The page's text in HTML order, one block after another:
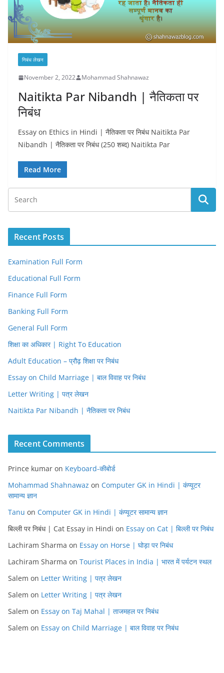
निबंध लेखन
November 2, 2022 Mohammad Shahnawaz
Naitikta Par Nibandh | नैतिकता पर
निबंध
Essay on Ethics in Hindi | नैतिकता पर निबंध Naitikta Par
Nibandh | नैतिकता पर निबंध (250 शब्द) Naitikta Par
Read More
Recent Posts
Examination Full Form
Educational Full Form
Finance Full Form
Banking Full Form
General Full Form
शिक्षा का अधिकार | Right To Education
Adult Education – प्रौढ़ शिक्षा पर निबंध
Essay on Child Marriage | बाल विवाह पर निबंध
Letter Writing | पत्र लेखन
Naitikta Par Nibandh | नैतिकता पर निबंध
Recent Comments
Prince kumar on Keyboard-कीबोर्ड
Mohammad Shahnawaz on Computer GK in Hindi | कंप्यूटर
सामान्य ज्ञान
Tanu on Computer GK in Hindi | कंप्यूटर सामान्य ज्ञान
बिल्ली पर निबंध | Cat Essay in Hindi on Essay on Cat | बिल्ली पर निबंध
Lachiram Sharma on Essay on Horse | घोड़ा पर निबंध
Lachiram Sharma on Tourist Places in India | भारत में पर्यटन स्थल
Salem on Letter Writing | पत्र लेखन
Salem on Letter Writing | पत्र लेखन
Salem on Essay on Taj Mahal | ताजमहल पर निबंध
Salem on Essay on Child Marriage | बाल विवाह पर निबंध